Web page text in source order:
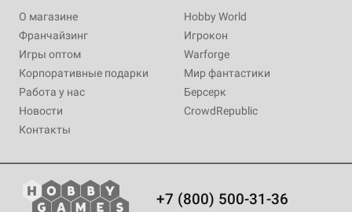
О магазине
Франчайзинг
Игры оптом
Корпоративные подарки
Работа у нас
Новости
Контакты
Hobby World
Игрокон
Warforge
Мир фантастики
Берсерк
CrowdRepublic
+7 (800) 500-31-36